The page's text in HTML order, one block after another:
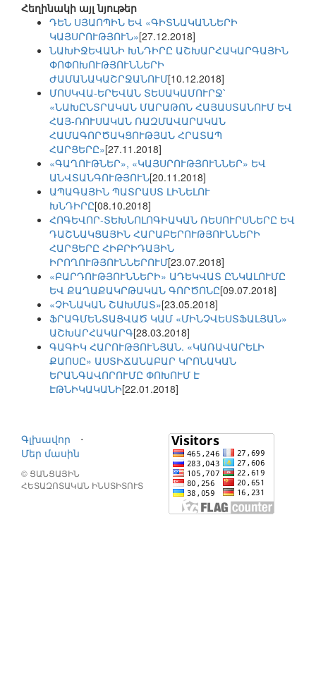
Հեղինակի այլ նյութեր
ԴԵՆ ՍՅԱՈՊԻՆ ԵՎ «ԳԻՏՆԱԿԱՆՆԵՐԻ
ԿԱՅՍՐՈՒԹՅՈՒՆ»[27.12.2018]
ՆԱԽԻՋԵՎԱՆԻ ԽՆԴԻՐԸ ԱՇԽԱՐՀԱԿԱՐԳԱՅԻՆ
ՓՈՓՈԽՈՒԹՅՈՒՆՆԵՐԻ
ԺԱՄԱՆԱԿԱՇՐՋԱՆՈՒՄ[10.12.2018]
ՄՈՍԿՎԱ-ԵՐԵՎԱՆ ՏԵՍԱԿԱՄՈՒՐՋ՝
«ՆԱԽԸՆՏՐԱԿԱՆ ՄԱՐԱԹՈՆ ՀԱՅԱՍՏԱՆՈՒՄ ԵՎ
ՀԱՅ-ՌՈՒՍԱԿԱՆ ՌԱԶՄԱՎԱՐԱԿԱՆ
ՀԱՄԱԳՈՐԾԱԿՑՈՒԹՅԱՆ ՀՐԱՏԱՊ
ՀԱՐՑԵՐԸ»[27.11.2018]
«ԳԱՂՈՒԹՆԵՐ», «ԿԱՅՍՐՈՒԹՅՈՒՆՆԵՐ» ԵՎ
ԱՆՎՏԱՆԳՈՒԹՅՈՒՆ[20.11.2018]
ԱՊԱԳԱՅԻՆ ՊԱՏՐԱՍՏ ԼԻՆԵԼՈՒ
ԽՆԴԻՐԸ[08.10.2018]
ՀՈԳԵՎՈՐ-ՏԵԽՆՈԼՈԳԻԱԿԱՆ ՌԵՍՈՒՐՍՆԵՐԸ ԵՎ
ԴԱՇՆԱԿՑԱՅԻՆ ՀԱՐԱԲԵՐՈՒԹՅՈՒՆՆԵՐԻ
ՀԱՐՑԵՐԸ ՀԻԲՐԻԴԱՅԻՆ
ԻՐՈՂՈՒԹՅՈՒՆՆԵՐՈՒՄ[23.07.2018]
«ԲԱՐԴՈՒԹՅՈՒՆՆԵՐԻ» ԱԴԵԿՎԱՏ ԸՆԿԱԼՈՒՄԸ
ԵՎ ՔԱՂԱՔԱԿՐԹԱԿԱՆ ԳՈՐԾՈՆԸ[09.07.2018]
«ՉԻՆԱԿԱՆ ՇԱԽՄԱՏ»[23.05.2018]
ՖՐԱԳՄԵՆՏԱՑՎԱԾ ԿԱՄ «ՄԻՆՉՎԵՍՏՖԱԼՅԱՆ»
ԱՇԽԱՐՀԱԿԱՐԳ[28.03.2018]
ԳԱԳԻԿ ՀԱՐՈՒԹՅՈՒՆՅԱՆ. «ԿԱՌԱՎԱՐԵԼԻ
ՔԱՈՍԸ» ԱՍՏԻՃԱՆԱԲԱՐ ԿՐՈՆԱԿԱՆ
ԵՐԱՆԳԱՎՈՐՈՒՄԸ ՓՈԽՈՒՄ Է
ԷԹՆԻԿԱԿԱՆԻ[22.01.2018]
Գլխավոր
⋅
Մեր մասին
© ՑԱՆՑԱՅԻՆ
ՀԵՏԱԶՈՏԱԿԱՆ ԻՆՍՏԻՏՈՒՏ